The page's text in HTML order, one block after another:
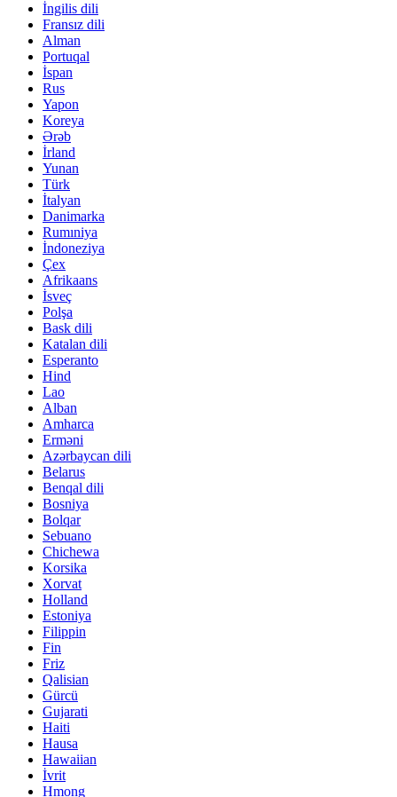
İngilis dili
Fransız dili
Alman
Portuqal
İspan
Rus
Yapon
Koreya
Ərəb
İrland
Yunan
Türk
İtalyan
Danimarka
Rumıniya
İndoneziya
Çex
Afrikaans
İsveç
Polşa
Bask dili
Katalan dili
Esperanto
Hind
Lao
Alban
Amharca
Erməni
Azərbaycan dili
Belarus
Benqal dili
Bosniya
Bolqar
Sebuano
Chichewa
Korsika
Xorvat
Holland
Estoniya
Filippin
Fin
Friz
Qalisian
Gürcü
Gujarati
Haiti
Hausa
Hawaiian
İvrit
Hmong